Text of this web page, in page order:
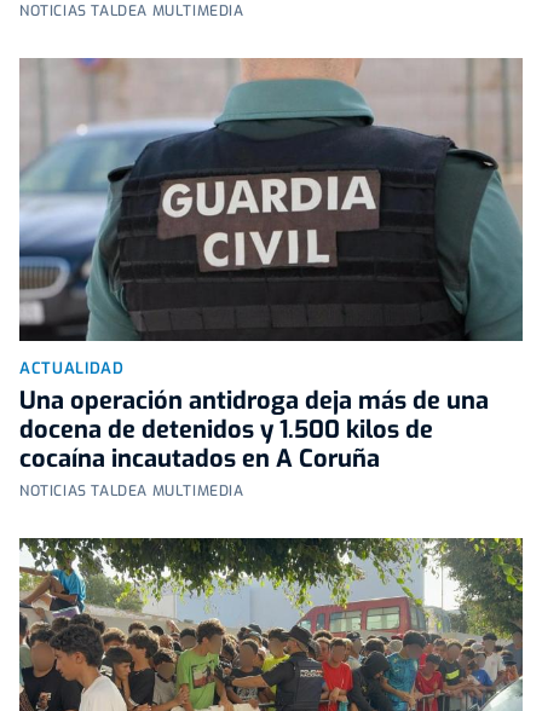
NOTICIAS TALDEA MULTIMEDIA
ACTUALIDAD
Una operación antidroga deja más de una
docena de detenidos y 1.500 kilos de
cocaína incautados en A Coruña
NOTICIAS TALDEA MULTIMEDIA